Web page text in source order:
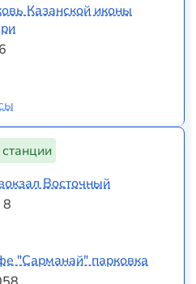
Казанской иконы
Восточный
8
"Сарманай" парковка